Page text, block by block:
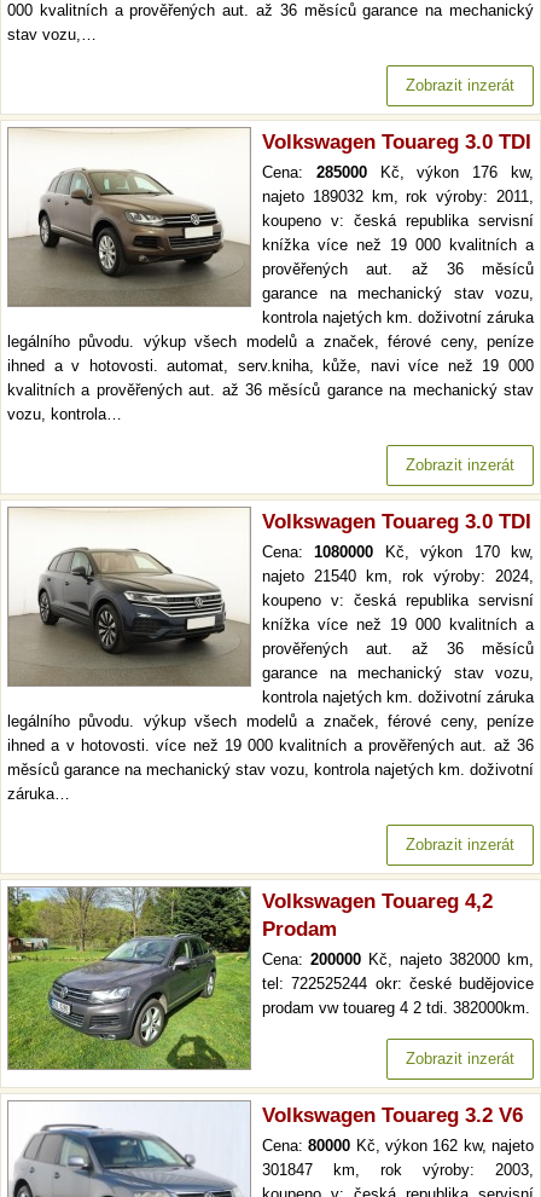
000 kvalitních a prověřených aut. až 36 měsíců garance na mechanický
stav vozu,…
Zobrazit inzerát
Volkswagen Touareg 3.0 TDI
Cena: 285000Kč, výkon 176 kw,
najeto 189032 km, rok výroby: 2011,
koupeno v: česká republika servisní
knížka více než 19 000 kvalitních a
prověřených aut. až 36 měsíců
garance na mechanický stav vozu,
kontrola najetých km. doživotní záruka
legálního původu. výkup všech modelů a značek, férové ceny, peníze
ihned a v hotovosti. automat, serv.kniha, kůže, navi více než 19 000
kvalitních a prověřených aut. až 36 měsíců garance na mechanický stav
vozu, kontrola…
Zobrazit inzerát
Volkswagen Touareg 3.0 TDI
Cena:1080000 Kč, výkon 170 kw,
najeto 21540 km, rok výroby: 2024,
koupeno v: česká republika servisní
knížka více než 19 000 kvalitních a
prověřených aut. až 36 měsíců
garance na mechanický stav vozu,
kontrola najetých km. doživotní záruka
legálního původu. výkup všech modelů a značek, férové ceny, peníze
ihned a v hotovosti. více než 19 000 kvalitních a prověřených aut. až 36
měsíců garance na mechanický stav vozu, kontrola najetých km. doživotní
záruka…
Zobrazit inzerát
Volkswagen Touareg 4,2
Prodam
Cena: 200000 Kč, najeto 382000 km,
tel: 722525244 okr: české budějovice
prodam vw touareg 4 2 tdi. 382000km.
Zobrazit inzerát
Volkswagen Touareg 3.2 V6
Cena:80000 Kč, výkon 162 kw, najeto
301847 km, rok výroby: 2003,